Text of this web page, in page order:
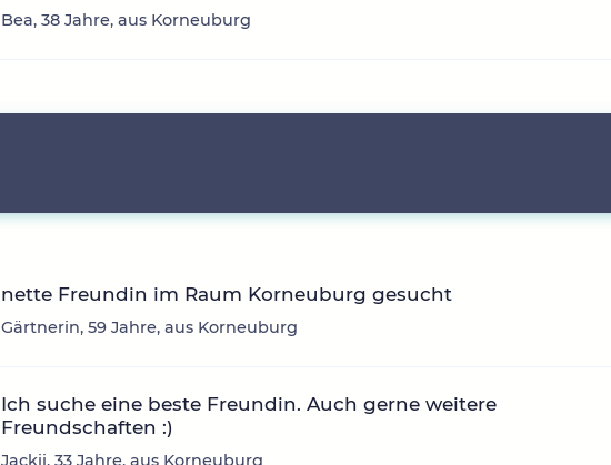
Bea, 38 Jahre, aus Korneuburg
nette Freundin im Raum Korneuburg gesucht
Gärtnerin, 59 Jahre, aus Korneuburg
Ich suche eine beste Freundin. Auch gerne weitere
Freundschaften :)
Jackii, 33 Jahre, aus Korneuburg